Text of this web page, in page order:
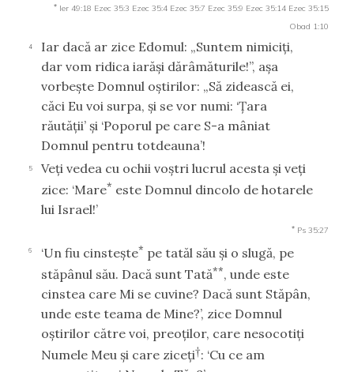
* Ier 49:18 Ezec 35:3 Ezec 35:4 Ezec 35:7 Ezec 35:9 Ezec 35:14 Ezec 35:15
Obad 1:10
4
Iar dacă ar zice Edomul: „Suntem nimiciţi,
dar vom ridica iarăşi dărâmăturile!”, aşa
vorbeşte Domnul oştirilor: „Să zidească ei,
căci Eu voi surpa, şi se vor numi: ‘Ţara
răutăţii’ şi ‘Poporul pe care S-a mâniat
Domnul pentru totdeauna’!
5
Veţi vedea cu ochii voştri lucrul acesta şi veţi
zice: ‘Mare* este Domnul dincolo de hotarele
lui Israel!’
* Ps 35:27
6 ‘Un fiu cinsteşte* pe tatăl său şi o slugă, pe
stăpânul său. Dacă sunt Tată**, unde este
cinstea care Mi se cuvine? Dacă sunt Stăpân,
unde este teama de Mine?’, zice Domnul
oştirilor către voi, preoţilor, care nesocotiţi
Numele Meu şi care ziceţi†: ‘Cu ce am